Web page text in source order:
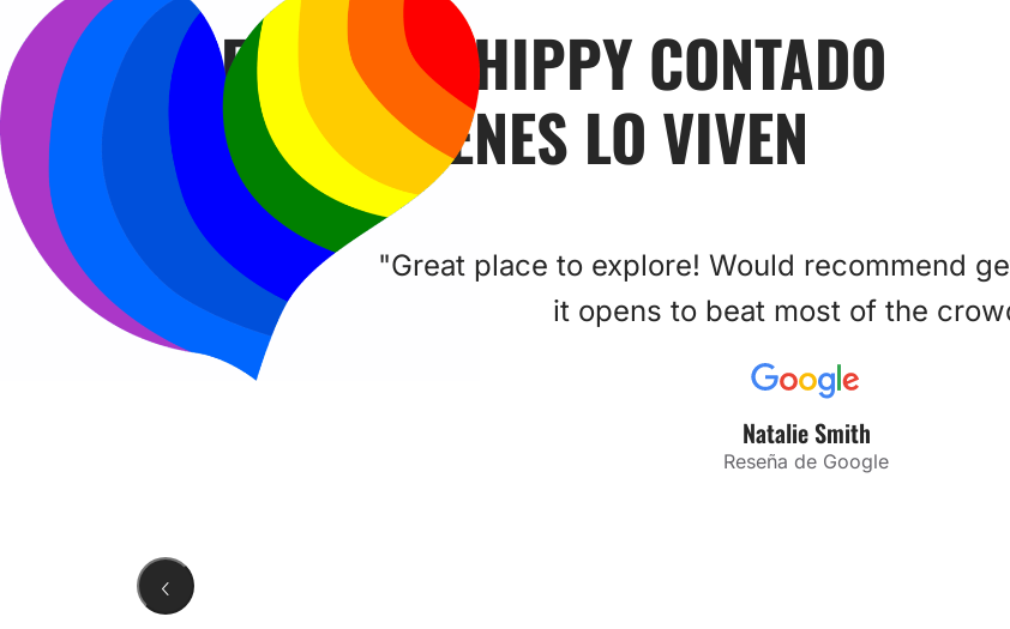
EL ESPÍRITU HIPPY CONTADO
POR QUIENES LO VIVEN
"Great place to explore! Would recommend
it opens to beat most of the
Natalie Smith
Reseña de Google